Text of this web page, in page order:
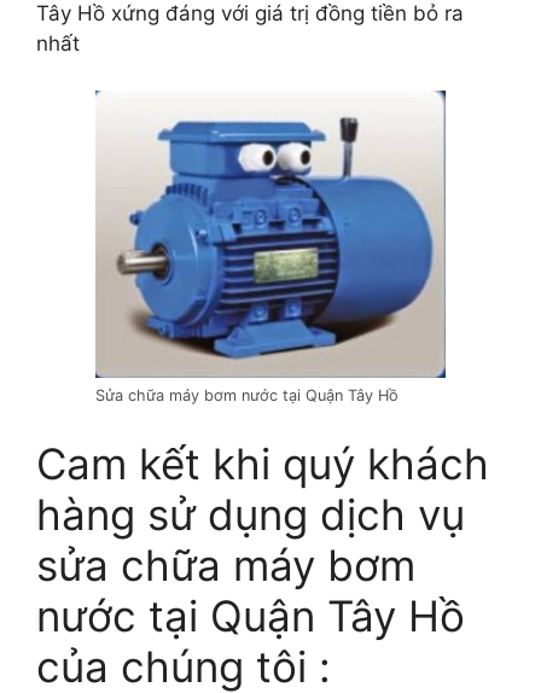
Tây Hồ xứng đáng với giá trị đồng tiền bỏ ra
nhất
Sửa chữa máy bơm nước tại Quận Tây Hồ
Cam kết khi quý khách
hàng sử dụng dịch vụ
sửa chữa máy bơm
nước tại Quận Tây Hồ
của chúng tôi :